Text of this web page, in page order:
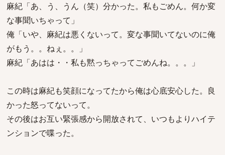
麻紀「あ、う、うん（笑）分かった。私もごめん。何か変
な事聞いちゃって」
俺「いや、麻紀は悪くないって。変な事聞いてないのに俺
がもう。。ねぇ。。」
麻紀「あはは・・私も黙っちゃってごめんね。。。」
この時は麻紀も笑顔になってたから俺は心底安心した。良
かった怒ってないって。
その後はお互い緊張感から開放されて、いつもよりハイテ
ンションで喋った。